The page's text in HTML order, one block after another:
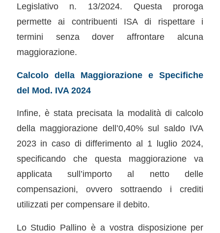
Legislativo n. 13/2024. Questa proroga
permette ai contribuenti ISA di rispettare i
termini senza dover affrontare alcuna
maggiorazione.
Calcolo della Maggiorazione e Specifiche
del Mod. IVA 2024
Infine, è stata precisata la modalità di calcolo
della maggiorazione dell’0,40% sul saldo IVA
2023 in caso di differimento al 1 luglio 2024,
specificando che questa maggiorazione va
applicata sull’importo al netto delle
compensazioni, ovvero sottraendo i crediti
utilizzati per compensare il debito.
Lo Studio Pallino è a vostra disposizione per